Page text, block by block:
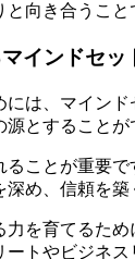
と向き合うこ
インドセッ
は、マイン
とすることが
ることが重要
め、信頼を
力を育てるた
ートやビジネ